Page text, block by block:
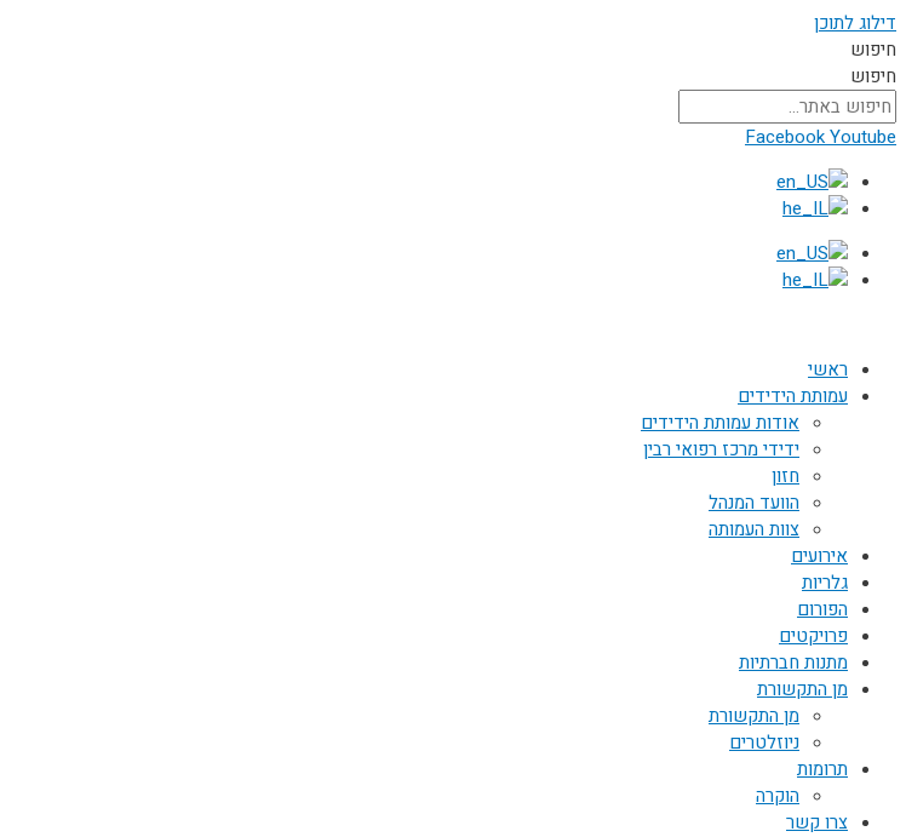
דילוג לתוכן
חיפוש
חיפוש
FacebookYoutube
ראשי
עמותת הידידים
אודות עמותת הידידים
ידידי מרכז רפואי רבין
חזון
הוועד המנהל
צוות העמותה
אירועים
גלריות
הפורום
פרויקטים
מתנות חברתיות
מן התקשורת
מן התקשורת
ניוזלטרים
תרומות
הוקרה
צרו קשר